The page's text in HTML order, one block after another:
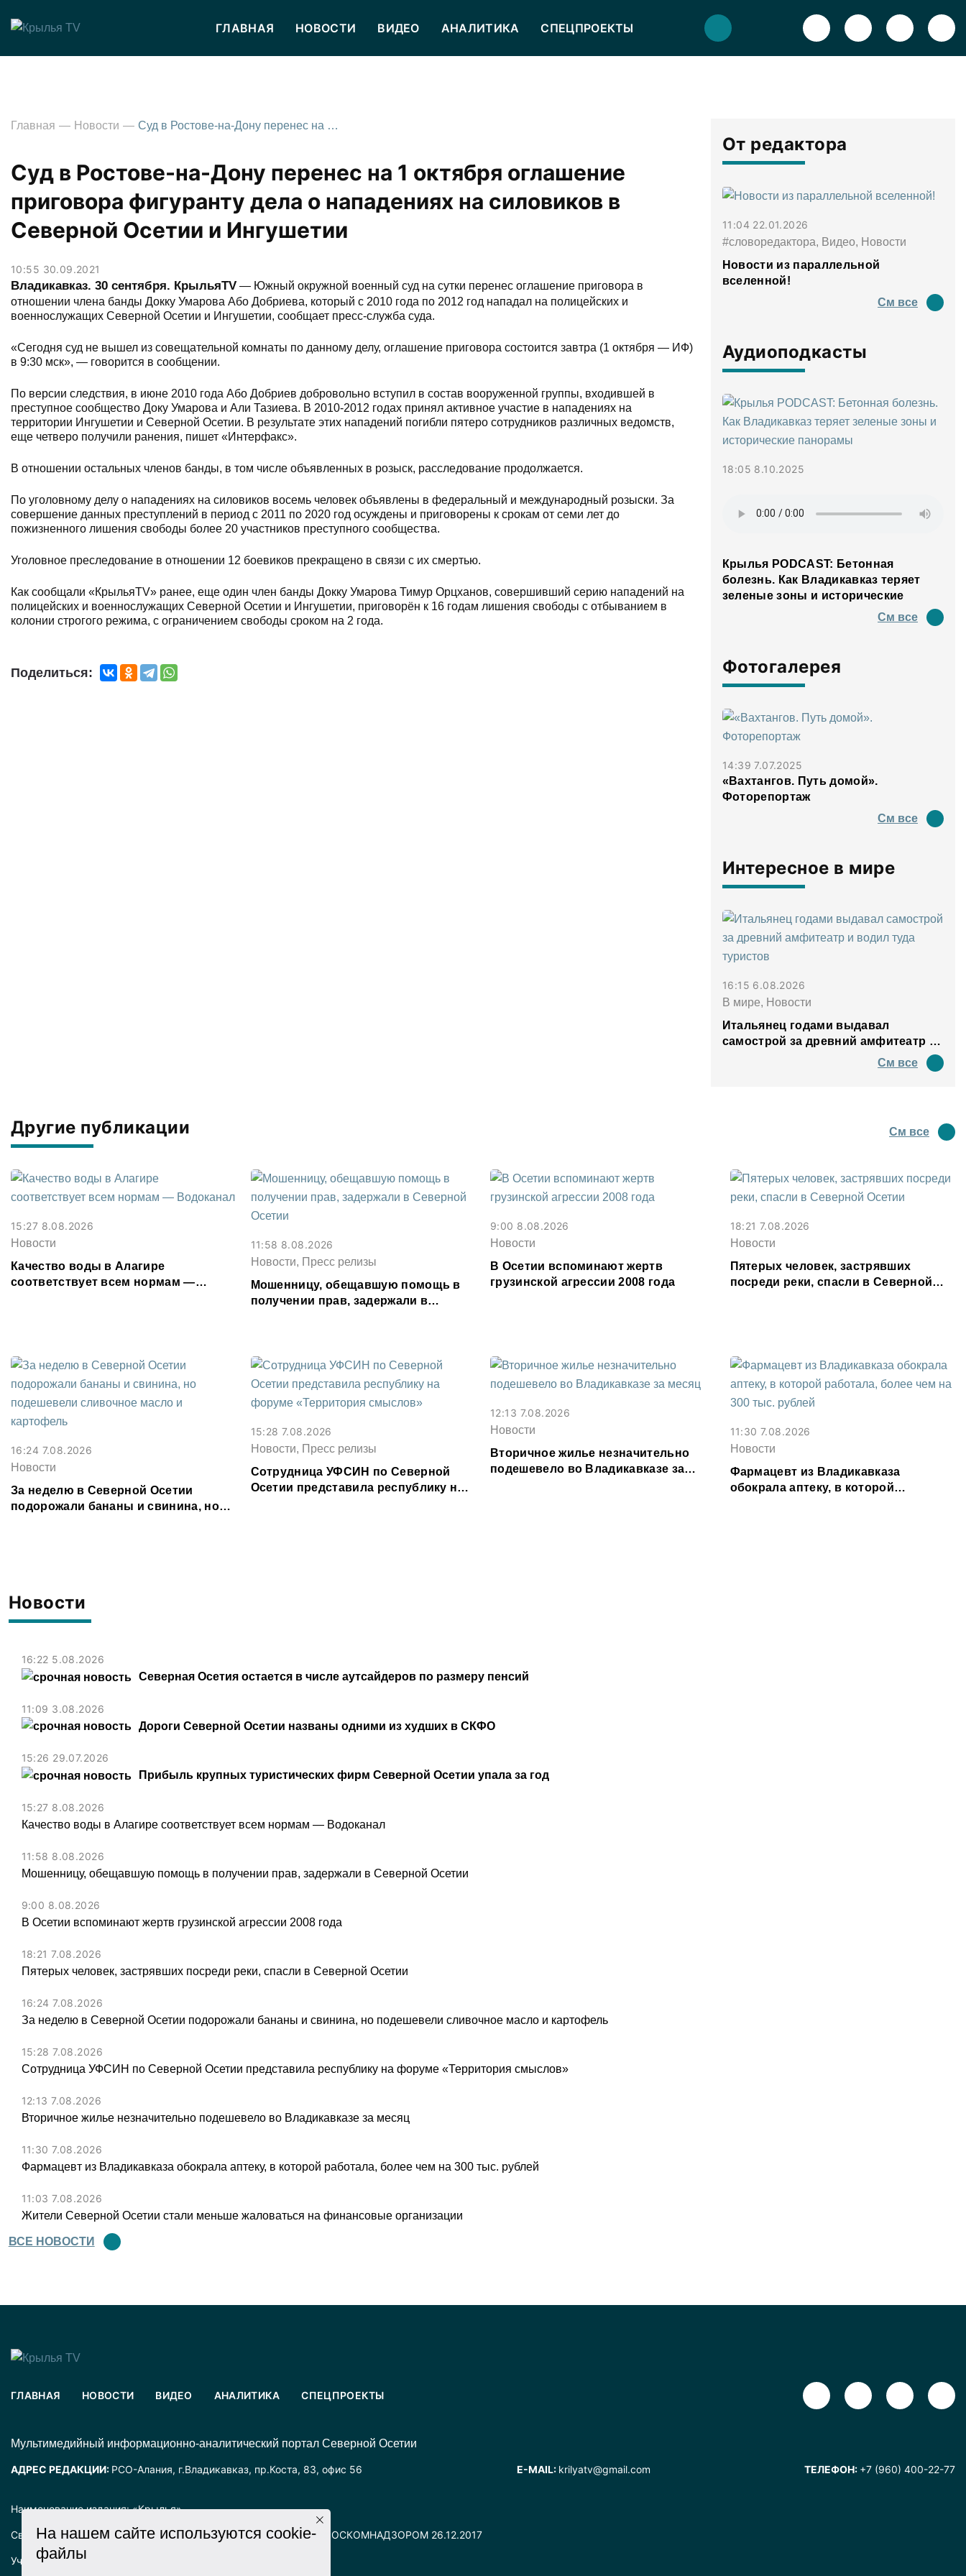
ГЛАВНАЯ НОВОСТИ ВИДЕО АНАЛИТИКА СПЕЦПРОЕКТЫ
Новости
16:22 5.08.2026
Северная Осетия остается в числе аутсайдеров по размеру пенсий
11:09 3.08.2026
Дороги Северной Осетии названы одними из худших в СКФО
15:26 29.07.2026
Прибыль крупных туристических фирм Северной Осетии упала за год
15:27 8.08.2026
Качество воды в Алагире соответствует всем нормам — Водоканал
11:58 8.08.2026
Мошенницу, обещавшую помощь в получении прав, задержали в Северной Осетии
9:00 8.08.2026
В Осетии вспоминают жертв грузинской агрессии 2008 года
18:21 7.08.2026
Пятерых человек, застрявших посреди реки, спасли в Северной Осетии
16:24 7.08.2026
За неделю в Северной Осетии подорожали бананы и свинина, но подешевели сливочное масло и картофель
15:28 7.08.2026
Сотрудница УФСИН по Северной Осетии представила республику на форуме «Территория смыслов»
12:13 7.08.2026
Вторичное жилье незначительно подешевело во Владикавказе за месяц
11:30 7.08.2026
Фармацевт из Владикавказа обокрала аптеку, в которой работала, более чем на 300 тыс. рублей
11:03 7.08.2026
Жители Северной Осетии стали меньше жаловаться на финансовые организации
ВСЕ НОВОСТИ
Главная Новости Суд в Ростове-на-Дону перенес на 1 октября оглашение приговора фигуранту дела о нападениях на силовиков в Северной Осетии и Ингушетии
Суд в Ростове-на-Дону перенес на 1 октября оглашение
приговора фигуранту дела о нападениях на силовиков в
Северной Осетии и Ингушетии
10:55 30.09.2021
Владикавказ. 30 сентября. КрыльяТV — Южный окружной военный суд на сутки перенес оглашение приговора в
отношении члена банды Докку Умарова Або Добриева, который с 2010 года по 2012 год нападал на полицейских и
военнослужащих Северной Осетии и Ингушетии, сообщает пресс-служба суда.
«Сегодня суд не вышел из совещательной комнаты по данному делу, оглашение приговора состоится завтра (1 октября — ИФ)
в 9:30 мск», — говорится в сообщении.
По версии следствия, в июне 2010 года Або Добриев добровольно вступил в состав вооруженной группы, входившей в
преступное сообщество Доку Умарова и Али Тазиева. В 2010-2012 годах принял активное участие в нападениях на
территории Ингушетии и Северной Осетии. В результате этих нападений погибли пятеро сотрудников различных ведомств,
еще четверо получили ранения, пишет «Интерфакс».
В отношении остальных членов банды, в том числе объявленных в розыск, расследование продолжается.
По уголовному делу о нападениях на силовиков восемь человек объявлены в федеральный и международный розыски. За
совершение данных преступлений в период с 2011 по 2020 год осуждены и приговорены к срокам от семи лет до
пожизненного лишения свободы более 20 участников преступного сообщества.
Уголовное преследование в отношении 12 боевиков прекращено в связи с их смертью.
Как сообщали «КрыльяТV» ранее, еще один член банды Докку Умарова Тимур Орцханов, совершивший серию нападений на
полицейских и военнослужащих Северной Осетии и Ингушетии, приговорён к 16 годам лишения свободы с отбыванием в
колонии строгого режима, с ограничением свободы сроком на 2 года.
Поделиться:
От редактора
11:04 22.01.2026
#словоредактора, Видео, Новости
Новости из параллельной
вселенной!
См все
Аудиоподкасты
18:05 8.10.2025
Крылья PODCAST: Бетонная
болезнь. Как Владикавказ теряет
зеленые зоны и исторические
См все
Фотогалерея
14:39 7.07.2025
«Вахтангов. Путь домой».
Фоторепортаж
См все
Интересное в мире
16:15 6.08.2026
В мире, Новости
Итальянец годами выдавал
самострой за древний амфитеатр и
См все
Другие публикации См все
15:27 8.08.2026
Новости
Качество воды в Алагире
соответствует всем нормам —
11:58 8.08.2026
Новости, Пресс релизы
Мошенницу, обещавшую помощь в
получении прав, задержали в
9:00 8.08.2026
Новости
В Осетии вспоминают жертв
грузинской агрессии 2008 года
18:21 7.08.2026
Новости
Пятерых человек, застрявших
посреди реки, спасли в Северной
16:24 7.08.2026
Новости
За неделю в Северной Осетии
подорожали бананы и свинина, но
15:28 7.08.2026
Новости, Пресс релизы
Сотрудница УФСИН по Северной
Осетии представила республику на
12:13 7.08.2026
Новости
Вторичное жилье незначительно
подешевело во Владикавказе за
11:30 7.08.2026
Новости
Фармацевт из Владикавказа
обокрала аптеку, в которой
Наименование издания: «Крылья».
Свидетельство о регистрации СМИ ЭЛ № ФС77-72025 выдано РОСКОМНАДЗОРОМ 26.12.2017
Учредитель: ООО «Крылья».
ГЛАВНАЯ НОВОСТИ ВИДЕО АНАЛИТИКА СПЕЦПРОЕКТЫ
Mультимедийный информационно-аналитический портал Северной Осетии
АДРЕС РЕДАКЦИИ: РСО-Алания, г.Владикавказ, пр.Коста, 83, офис 56 E-MAIL: krilyatv@gmail.com ТЕЛЕФОН: +7 (960) 400-22-77
На нашем сайте используются cookie-
файлы